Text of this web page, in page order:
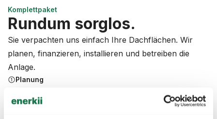
Komplettpaket
Rundum sorglos.
Sie verpachten uns einfach Ihre Dachflächen. Wir
planen, finanzieren, installieren und betreiben die
Anlage.
Planung
und unterbreiten Ihnen ein verbindliches Angebot.